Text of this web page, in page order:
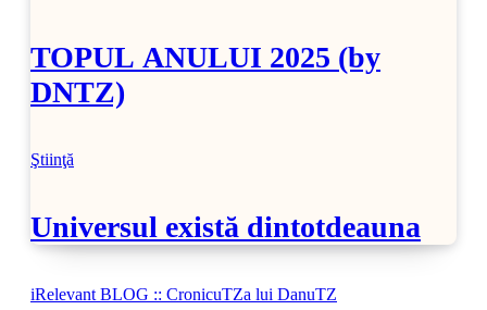
TOPUL ANULUI 2025 (by
DNTZ)
Ştiinţă
Universul există dintotdeauna
iRelevant BLOG :: CronicuTZa lui DanuTZ